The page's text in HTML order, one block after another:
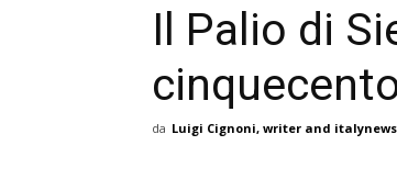
Il Palio di
da Luigi Cignoni, writer and